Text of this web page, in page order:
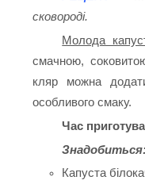
сковороді.
Молода
смачною,
кляр можна
особливого смаку.
Час
Знадобиться:
Капуста